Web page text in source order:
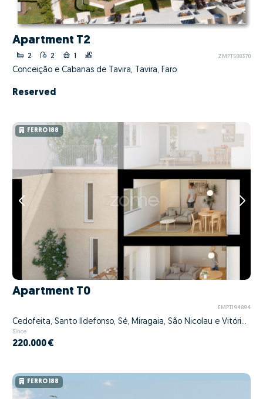
Apartment T2
2 2 1 ZMPT588370
Conceição e Cabanas de Tavira, Tavira, Faro
Reserved
FERRO 188
Apartment T0
EMPT194894
Cedofeita, Santo Ildefonso, Sé, Miragaia, São Nicolau e Vitória, Porto, Porto
Since
220.000 €
FERRO 188